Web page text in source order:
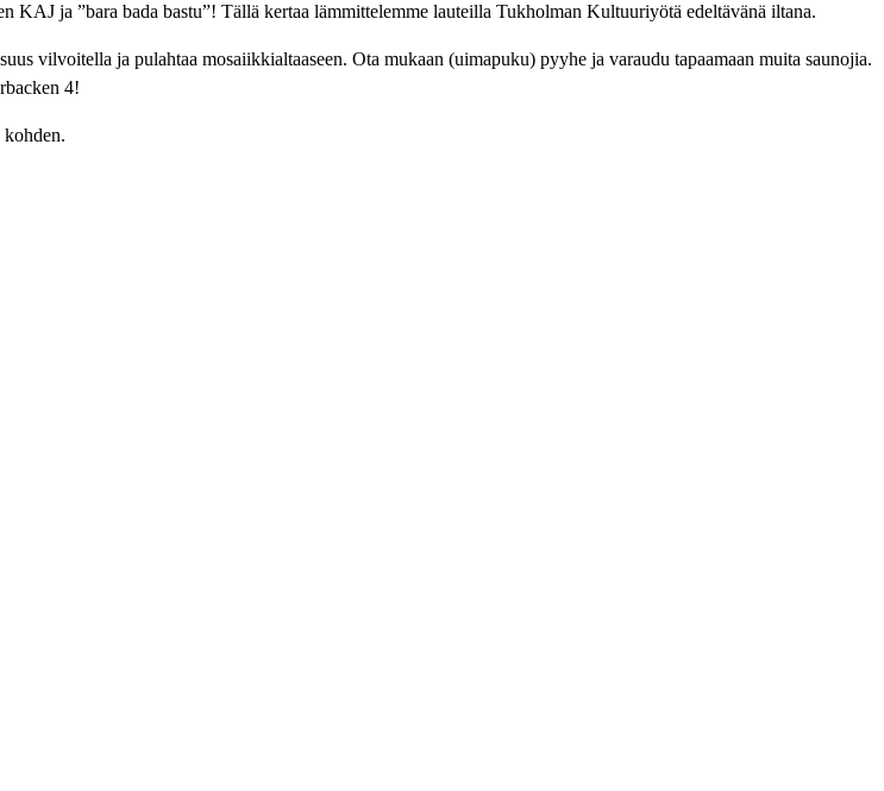
KAJ ja ”bara bada bastu”! Tällä kertaa lämmittelemme lauteilla Tukholman Kultuuriyötä edeltävänä iltana.
vilvoitella ja pulahtaa mosaiikkialtaaseen. Ota mukaan (uimapuku) pyyhe ja varaudu tapaamaan muita saunojia.
4!